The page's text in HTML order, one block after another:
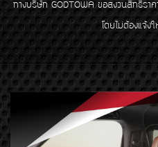
ทางบริษัท GODTOWA ขอสงวนสิทธิ์ราค
โดยไม่ต้องแจ้ง